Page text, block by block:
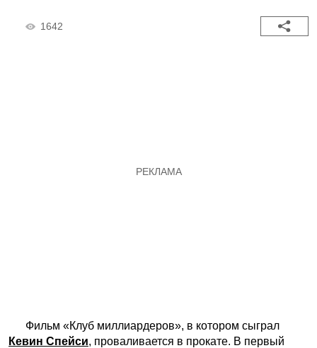
1642
Фильм «Клуб миллиардеров», в котором сыграл
Кевин Спейси, проваливается в прокате. В первый